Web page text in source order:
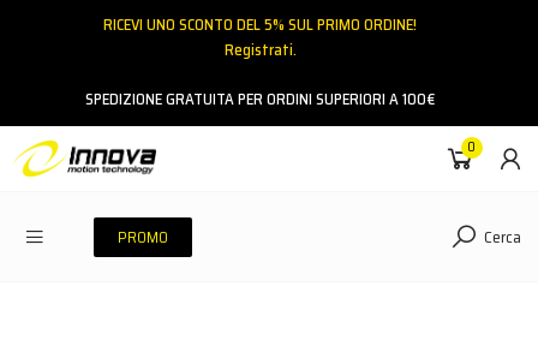
RICEVI UNO SCONTO DEL 5% SUL PRIMO ORDINE!
Registrati.
SPEDIZIONE GRATUITA PER ORDINI SUPERIORI A 100€
0
PROMO Cerca